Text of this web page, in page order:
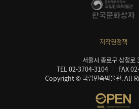
저작권정책
서울시 종로구 삼청로
TEL 02-3704-3104
FAX
Copyright © 국립민속박물관. All